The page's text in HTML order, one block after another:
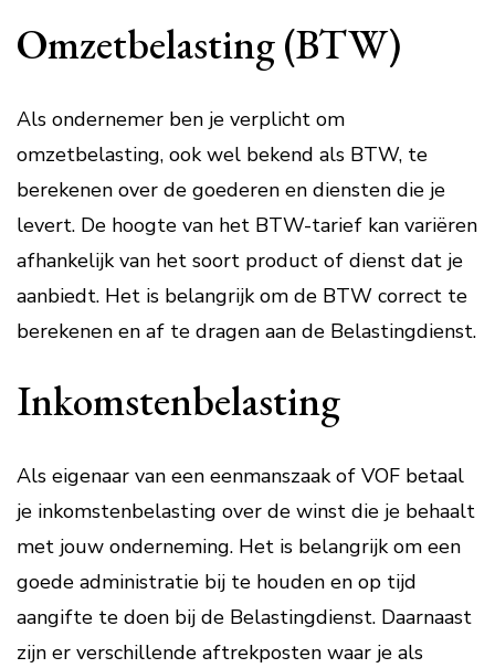
Omzetbelasting (BTW)
Als ondernemer ben je verplicht om
omzetbelasting, ook wel bekend als BTW, te
berekenen over de goederen en diensten die je
levert. De hoogte van het BTW-tarief kan variëren
afhankelijk van het soort product of dienst dat je
aanbiedt. Het is belangrijk om de BTW correct te
berekenen en af te dragen aan de Belastingdienst.
Inkomstenbelasting
Als eigenaar van een eenmanszaak of VOF betaal
je inkomstenbelasting over de winst die je behaalt
met jouw onderneming. Het is belangrijk om een
goede administratie bij te houden en op tijd
aangifte te doen bij de Belastingdienst. Daarnaast
zijn er verschillende aftrekposten waar je als